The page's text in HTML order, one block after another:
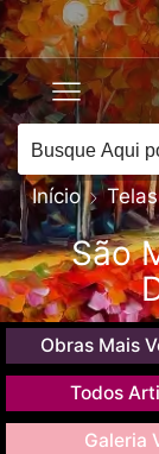
Início Telas
São
Obras Mais
Todos
Galeria